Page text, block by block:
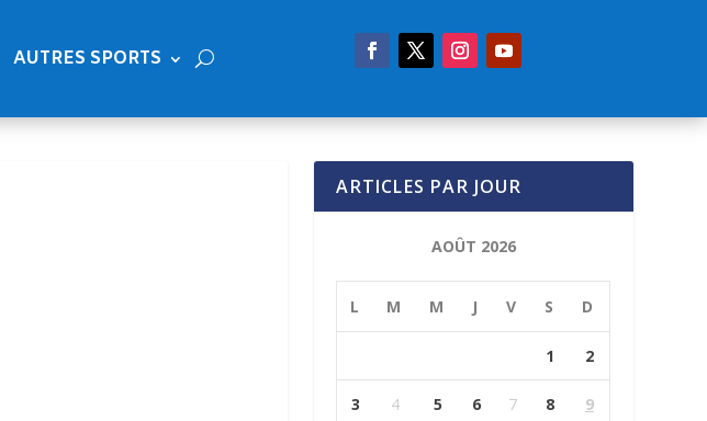
AUTRES SPORTS
ARTICLES PAR JOUR
AOÛT 2026
L M M J V S D
1 2
3 4 5 6 7 8 9